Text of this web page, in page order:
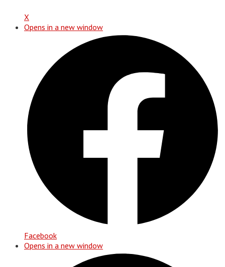
X
Opens in a new window
Facebook
Opens in a new window